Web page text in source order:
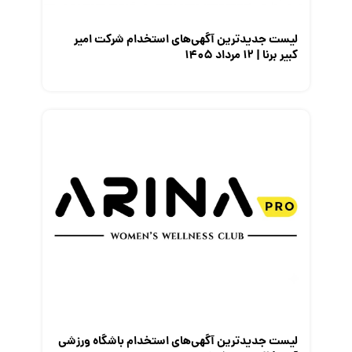
لیست جدیدترین آگهی‌های استخدام شرکت امیر
کبیر برنا | ۱۲ مرداد ۱۴۰۵
لیست جدیدترین آگهی‌های استخدام باشگاه ورزشی